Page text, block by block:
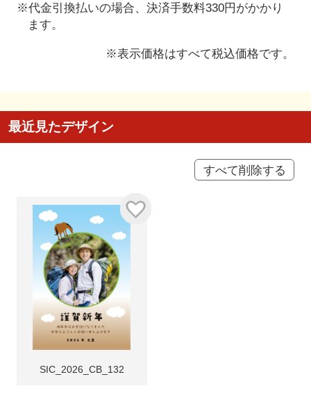
※代金引換払いの場合、決済手数料330円がかかり
ます。
※表示価格はすべて税込価格です。
最近見たデザイン
すべて削除する
SIC_2026_CB_132